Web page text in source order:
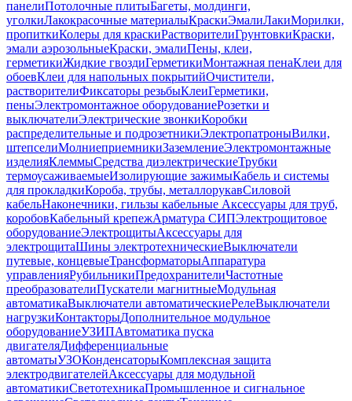
панелиПотолочные плитыБагеты, молдинги,
уголкиЛакокрасочные материалыКраскиЭмалиЛакиМорилки,
пропиткиКолеры для краскиРастворителиГрунтовкиКраски,
эмали аэрозольныеКраски, эмалиПены, клеи,
герметикиЖидкие гвоздиГерметикиМонтажная пенаКлеи для
обоевКлеи для напольных покрытийОчистители,
растворителиФиксаторы резьбыКлеиГерметики,
пеныЭлектромонтажное оборудованиеРозетки и
выключателиЭлектрические звонкиКоробки
распределительные и подрозетникиЭлектропатроныВилки,
штепселиМолниеприемникиЗаземлениеЭлектромонтажные
изделияКлеммыСредства диэлектрическиеТрубки
термоусаживаемыеИзолирующие зажимыКабель и системы
для прокладкиКороба, трубы, металлорукавСиловой
кабельНаконечники, гильзы кабельные Аксессуары для труб,
коробовКабельный крепежАрматура СИПЭлектрощитовое
оборудованиеЭлектрощитыАксессуары для
электрощитаШины электротехническиеВыключатели
путевые, концевыеТрансформаторыАппаратура
управленияРубильникиПредохранителиЧастотные
преобразователиПускатели магнитныеМодульная
автоматикаВыключатели автоматическиеРелеВыключатели
нагрузкиКонтакторыДополнительное модульное
оборудованиеУЗИПАвтоматика пуска
двигателяДифференциальные
автоматыУЗОКонденсаторыКомплексная защита
электродвигателейАксессуары для модульной
автоматикиСветотехникаПромышленное и сигнальное